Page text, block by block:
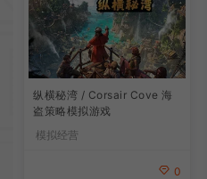
纵横秘湾 / Corsair Cove 海
盗策略模拟游戏
模拟经营
0